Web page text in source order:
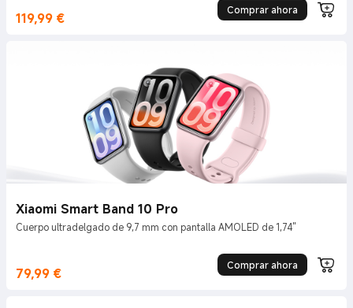
119,99 €
Current Price €119.99
Comprar ahora
Xiaomi Smart Band 10 Pro
Cuerpo ultradelgado de 9,7 mm con pantalla AMOLED de 1,74"
79,99 €
Current Price €79.99
Comprar ahora